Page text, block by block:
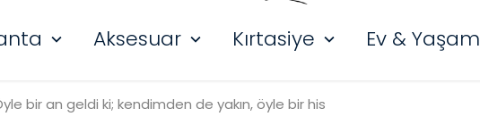
Aksesuar Kırtasiye Ev & Yaşam
bir an geldi ki; kendimden de yakın, öyle bir his